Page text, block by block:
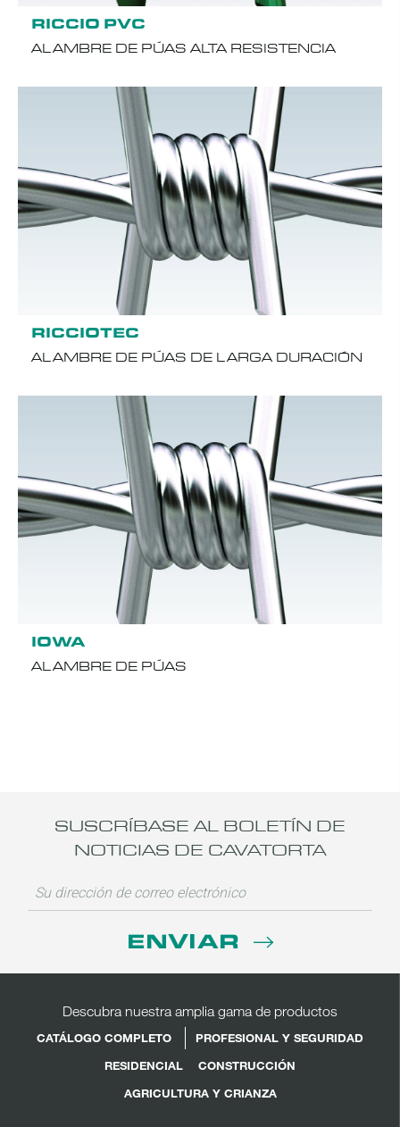
RICCIO PVC
ALAMBRE DE PÚAS ALTA RESISTENCIA
RICCIOTEC
ALAMBRE DE PÚAS DE LARGA DURACIÓN
IOWA
ALAMBRE DE PÚAS
SUSCRÍBASE AL BOLETÍN DE
NOTICIAS DE CAVATORTA
ENVIAR
Descubra nuestra amplia gama de productos
CATÁLOGO COMPLETO
PROFESIONAL Y SEGURIDAD
RESIDENCIAL
CONSTRUCCIÓN
AGRICULTURA Y CRIANZA